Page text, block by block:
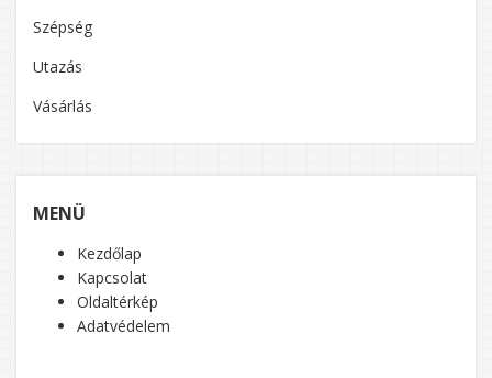
Szépség
Utazás
Vásárlás
MENÜ
Kezdőlap
Kapcsolat
Oldaltérkép
Adatvédelem